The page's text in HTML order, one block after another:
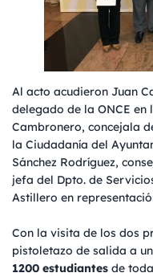
Al acto acudieron Juan
delegado de la ONCE en
Cambronero, concejala
la Ciudadanía del
Sánchez Rodríguez,
jefa del Dpto. de
Astillero en
Con la visita de los dos
pistoletazo de salida a
1200 estudiantes de